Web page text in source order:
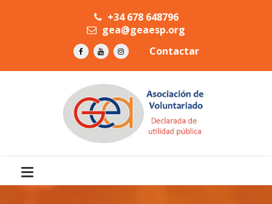
+34 678 648796
gea@geaesp.org
Contactar